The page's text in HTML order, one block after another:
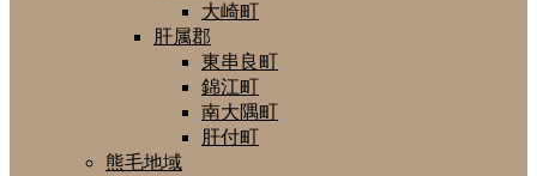
大崎町
肝属郡
東串良町
錦江町
南大隅町
肝付町
熊毛地域